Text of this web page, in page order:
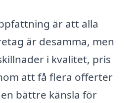
är att alla
är desamma, men
i kvalitet, pris
att få flera offerter
bättre känsla för